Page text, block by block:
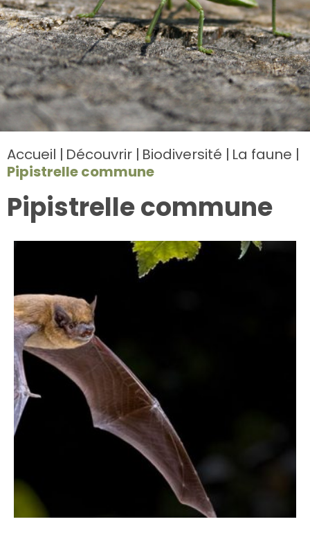
Accueil Découvrir Biodiversité
La faune
Pipistrelle commune
Pipistrelle commune